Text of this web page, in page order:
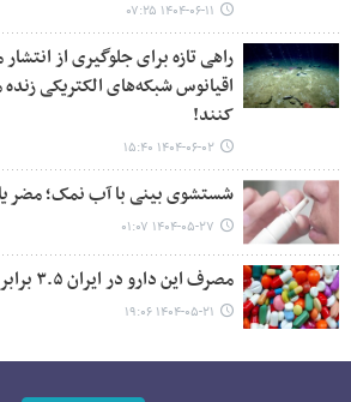
۱۴۰۴-۰۶-۱۱ ۰۷:۲۵
راهی تازه برای جلوگیری از
اقیانوس شبکه‌های الکتریکی زنده
کنند!
۱۴۰۴-۰۶-۰۲ ۱۵:۴۰
شستشوی بینی با آب نمک؛ مضر
۱۴۰۴-۰۵-۲۷ ۰۱:۰۷
مصرف این دارو در ایران ۳.۵ برابر استاندارد جهانی است
۱۴۰۴-۰۵-۲۱ ۱۹:۰۶